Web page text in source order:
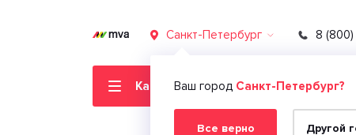
Санкт-Петербург
Ваш город Санкт-Петербург?
Все верно Другой
8
Каталог товаров